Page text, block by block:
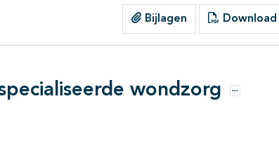
Bijlagen
wondzorg Opties